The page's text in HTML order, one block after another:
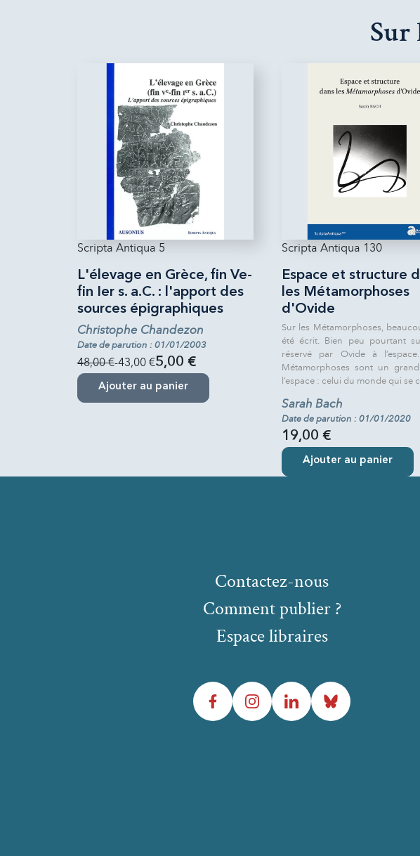
Sur
Scripta Antiqua 5
L'élevage en Grèce, fin Ve-
fin Ier s. a.C. : l'apport des
sources épigraphiques
Christophe Chandezon
Date de parution : 01/01/2003
48,00 €-43,00 €5,00 €
Ajouter au panier
Scripta Antiqua 130
Espace et structure
les Métamorphoses
d'Ovide
Sur les Métamorphoses,
été écrit. Bien peu pourtant
réservé par Ovide à
Métamorphoses sont un
l’espace : celui du monde qui se
Sarah Bach
Date de parution : 01/01/2020
19,00 €
Ajouter au panier
Comment publier ?
Espace libraires
Contactez-nous
FacebookInstagramLinkedInBluesky